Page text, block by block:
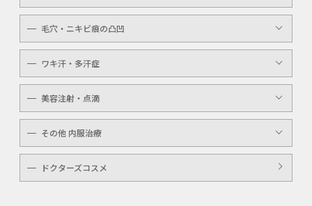
レーザートーニング
ケミカルピーリング
毛穴・ニキビ痕の凸凹
YAGシャワー
毛穴洗浄
ワキ汗・多汗症
ボトックスボツラックス
ボトックスビスタ
美容注射・点滴
高濃度ビタミンC点滴
白玉注射・点滴
ニキビ・美肌注射・点滴
その他 内服治療
美白内服治療
ドクターズコスメ